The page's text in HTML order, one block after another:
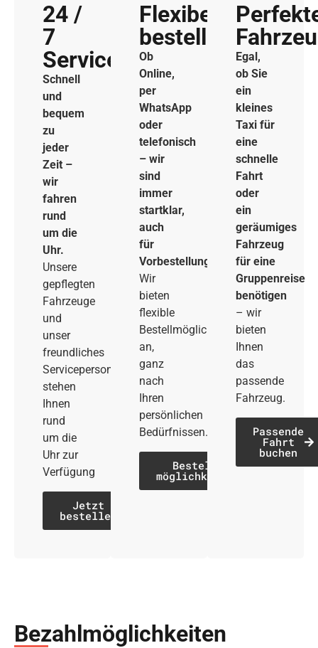
24 /
7
Service
Schnell
und
bequem
zu
jeder
Zeit –
wir
fahren
rund
um die
Uhr.
Unsere
gepflegten
Fahrzeuge
und
unser
freundliches
Servicepersonal
stehen
Ihnen
rund
um die
Uhr zur
Verfügung
Jetzt
bestellen
Flexibel
bestellen
Ob
Online,
per
WhatsApp
oder
telefonisch
– wir
sind
immer
startklar,
auch
für
Vorbestellungen.
Wir
bieten
flexible
Bestellmöglichkeiten
an,
ganz
nach
Ihren
persönlichen
Bedürfnissen.
Bestell­
möglichkeiten
Egal,
ob Sie
ein
kleines
Taxi für
eine
schnelle
Fahrt
oder
ein
geräumiges
Fahrzeug
für eine
Gruppenreise
benötigen
– wir
bieten
Ihnen
das
passende
Fahrzeug.
Passende
Fahrt
buchen
Bezahl­möglich­keiten